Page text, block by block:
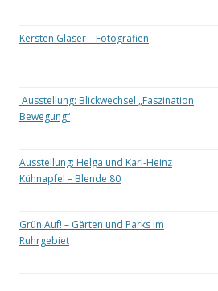
Kersten Glaser – Fotografien
Ausstellung: Blickwechsel „Faszination
Bewegung“
Ausstellung: Helga und Karl-Heinz
Kühnapfel – Blende 80
Grün Auf! – Gärten und Parks im
Ruhrgebiet